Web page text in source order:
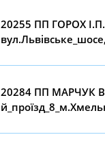
20255 ПП ГОРОХ І.П.
20284 ПП МАРЧУК